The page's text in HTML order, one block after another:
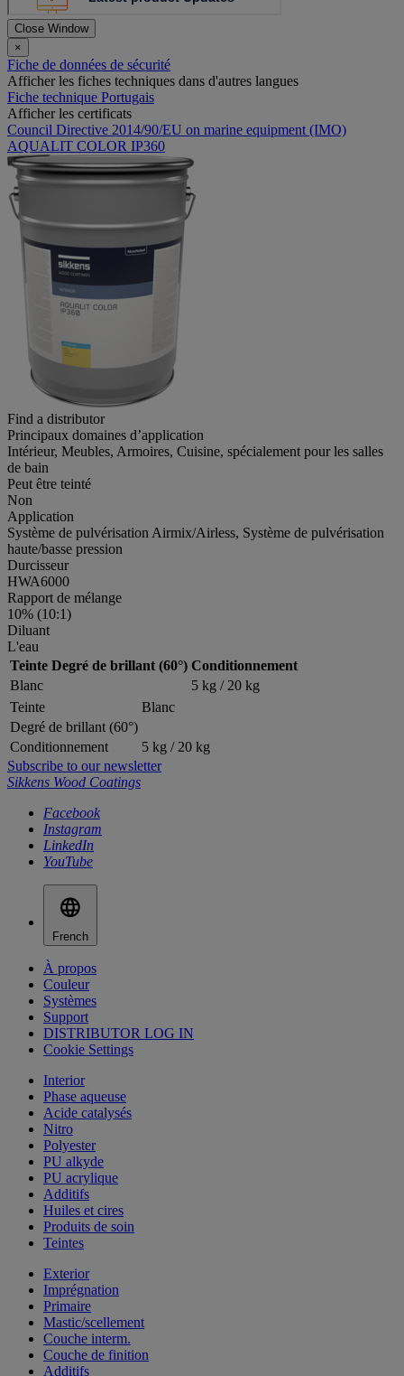
Close Window
×
Fiche de données de sécurité
Afficher les fiches techniques dans d'autres langues
Fiche technique Portugais
Afficher les certificats
Council Directive 2014/90/EU on marine equipment (IMO)
AQUALIT COLOR IP360
Find a distributor
Principaux domaines d’application
Intérieur, Meubles, Armoires, Cuisine, spécialement pour les salles
de bain
Peut être teinté
Non
Application
Système de pulvérisation Airmix/Airless, Système de pulvérisation
haute/basse pression
Durcisseur
HWA6000
Rapport de mélange
10% (10:1)
Diluant
L'eau
Teinte Degré de brillant (60°) Conditionnement
Blanc
5 kg / 20 kg
Teinte
Blanc
Degré de brillant (60°)
Conditionnement
5 kg / 20 kg
Subscribe to our newsletter
Sikkens Wood Coatings
Facebook
Instagram
LinkedIn
YouTube
French
À propos
Couleur
Systèmes
Support
DISTRIBUTOR LOG IN
Cookie Settings
Interior
Phase aqueuse
Acide catalysés
Nitro
Polyester
PU alkyde
PU acrylique
Additifs
Huiles et cires
Produits de soin
Teintes
Exterior
Imprégnation
Primaire
Mastic/scellement
Couche interm.
Couche de finition
Additifs